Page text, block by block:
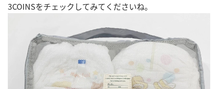
3COINSをチェックしてみてくださいね。